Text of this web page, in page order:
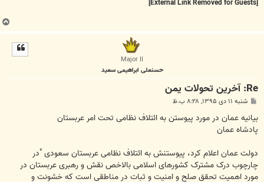
ب
ا
Major II
حسنعلی ابراهیمی سعید
Re: آخرین تحولات یمن
پ
ت
شنبه ۱۱ دی ۱۳۹۵, ۸:۲۸ ب.ظ
بیانیه عمان در مورد پیوستن به ائتلاف نظامی تحت امر عربستان
پادشاه عمان
دولت عمان اعلام کرد، پیوستنش به ائتلاف نظامی عربستان سعودی "در
چارچوب درک مشترک کشورهای اسلامی بالاخص نقش و رهبری عربستان در
مورد اهمیت تحقق صلح و امنیت و ثبات در مناطقی است که خشونت و